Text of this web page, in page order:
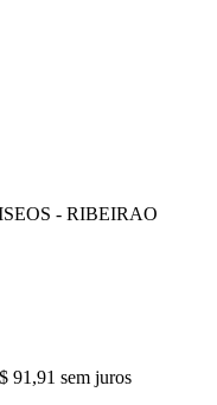
- RIBEIRAO
91,91 sem juros